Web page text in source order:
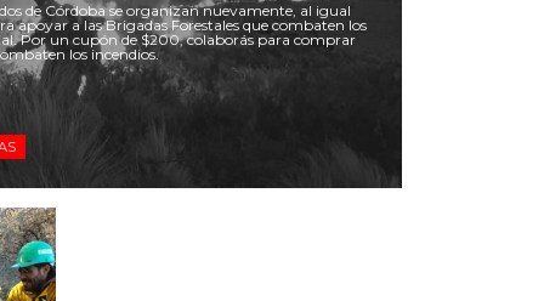
de Córdoba se organizan nuevamente, al igual
apoyar a las Brigadas Forestales que combaten los
Por un cupón de $200, colaborás para comprar
los incendios.